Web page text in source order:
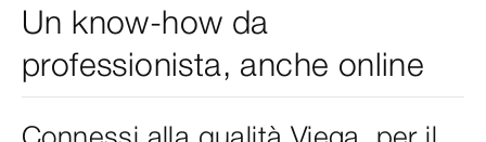
Un know-how da
professionista, anche online